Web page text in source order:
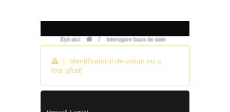
Ești aici: / interogare baza de date
Identificatorul de volum nu a
fost găsit!